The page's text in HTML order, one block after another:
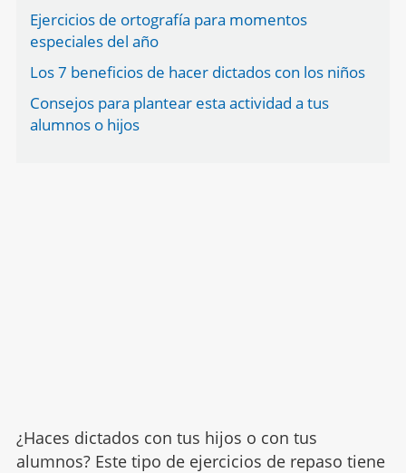
Ejercicios de ortografía para momentos
especiales del año
Los 7 beneficios de hacer dictados con los niños
Consejos para plantear esta actividad a tus
alumnos o hijos
¿Haces dictados con tus hijos o con tus
alumnos? Este tipo de ejercicios de repaso tiene